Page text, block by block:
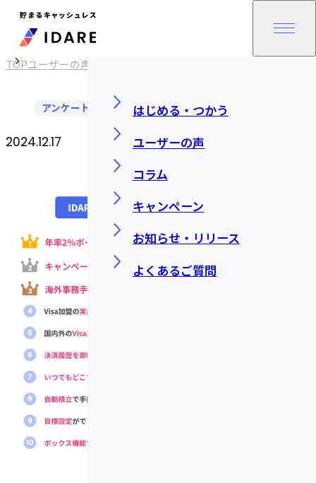
はじめる・つかう
ユーザーの声
コラム
キャンペーン
お知らせ・リリース
よくあるご質問
TOPユーザーの声
2024.12.17
アンケートまとめ